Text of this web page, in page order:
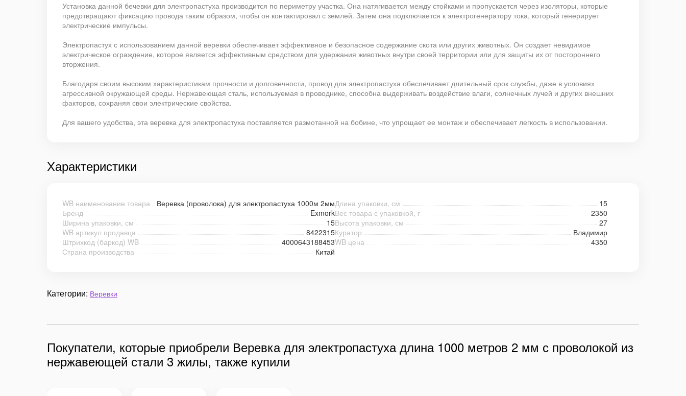
Установка данной бечевки для электропастуха производится по периметру участка. Она натягивается между стойками и пропускается через изоляторы, которые
предотвращают фиксацию провода таким образом, чтобы он контактировал с землей. Затем она подключается к электрогенератору тока, который генерирует
электрические импульсы.
Электропастух с использованием данной веревки обеспечивает эффективное и безопасное содержание скота или других животных. Он создает невидимое
электрическое ограждение, которое является эффективным средством для удержания животных внутри своей территории или для защиты их от постороннего
вторжения.
Благодаря своим высоким характеристикам прочности и долговечности, провод для электропастуха обеспечивает длительный срок службы, даже в условиях
агрессивной окружающей среды. Нержавеющая сталь, используемая в проводнике, способна выдерживать воздействие влаги, солнечных лучей и других внешних
факторов, сохраняя свои электрические свойства.
Для вашего удобства, эта веревка для электропастуха поставляется размотанной на бобине, что упрощает ее монтаж и обеспечивает легкость в использовании.
Характеристики
WB наименование товара Веревка (проволока) для электропастуха 1000м 2ммДлина упаковки, см
15
Бренд
ExmorkВес товара с упаковкой, г
2350
Ширина упаковки, см
15Высота упаковки, см
27
WB артикул продавца
8422315Куратор
Владимир
Штрихкод (баркод) WB
4000643188453WB цена
4350
Страна производства
Китай
Категории: Веревки
Покупатели, которые приобрели Веревка для электропастуха длина 1000 метров 2 мм с проволокой из
нержавеющей стали 3 жилы, также купили